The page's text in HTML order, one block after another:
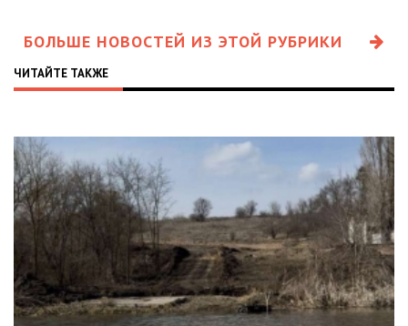
БОЛЬШЕ НОВОСТЕЙ ИЗ ЭТОЙ РУБРИКИ
ЧИТАЙТЕ ТАКЖЕ